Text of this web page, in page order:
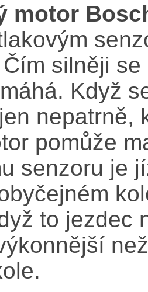
motor
silněji
Když
nepatrně,
pomůže
senzoru je
to jezdec